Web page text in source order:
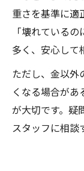
重さを基準に適
「壊れている
多く、安心して
ただし、金以
くなる場合があ
が大切です。疑
スタッフに相談